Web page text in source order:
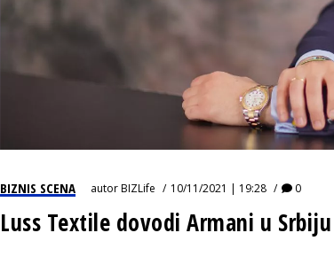
BIZNIS SCENA autorBIZLife 10/11/2021 | 19:28 0
Luss Textile dovodi Armani u Srbiju